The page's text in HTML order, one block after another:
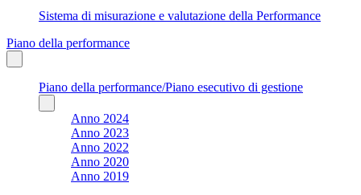
Sistema di misurazione e valutazione della Performance
Piano della performance
Piano della performance/Piano esecutivo di gestione
Anno 2024
Anno 2023
Anno 2022
Anno 2020
Anno 2019